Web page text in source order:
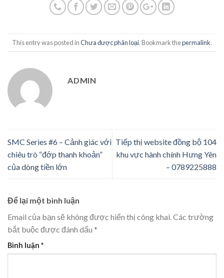
This entry was posted inChưa được phân loại. Bookmark thepermalink.
ADMIN
SMC Series #6 – Cảnh giác với
chiêu trò “đớp thanh khoản”
của dòng tiền lớn
Tiếp thị website đồng bộ 104
khu vực hành chính Hưng Yên
– 0789225888
Để lại một bình luận
Email của bạn sẽ không được hiển thị công khai. Các trường
bắt buộc được đánh dấu *
Bình luận *